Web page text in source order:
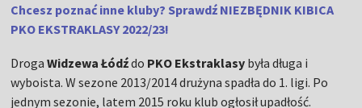
Chcesz poznać inne kluby? Sprawdź NIEZBĘDNIK KIBICA
PKO EKSTRAKLASY 2022/23!
DrogaWidzewa Łódźdo PKO Ekstraklasy była długa i
wyboista. W sezone 2013/2014 drużyna spadła do 1. ligi. Po
jednym sezonie, latem 2015 roku klub ogłosił upadłość.